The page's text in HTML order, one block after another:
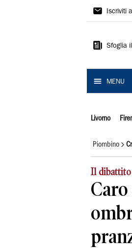
Il
Iscriviti
Sfoglia
MENU
Livorno
Piombino
Il dibattito